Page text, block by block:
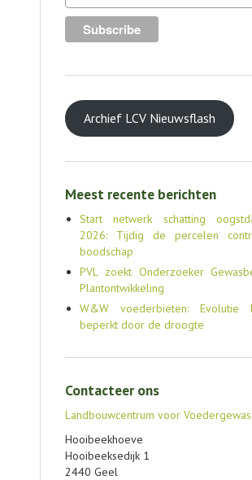
Archief LCV Nieuwsflash
Meest recente berichten
Start netwerk schatting
2026: Tijdig de percelen
boodschap
PVL zoekt Onderzoeker
Plantontwikkeling
W&W voederbieten: Evolutie
beperkt door de droogte
Contacteer ons
Landbouwcentrum voor
Hooibeekhoeve
Hooibeeksedijk 1
2440 Geel